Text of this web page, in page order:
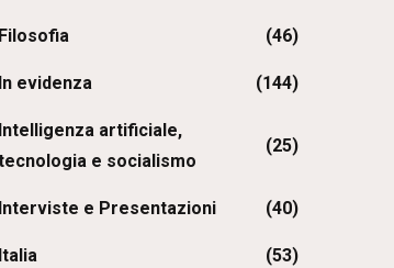
Filosofia (46)
In evidenza (144)
Intelligenza artificiale,
e socialismo
(25)
Interviste e Presentazioni (40)
Italia (53)